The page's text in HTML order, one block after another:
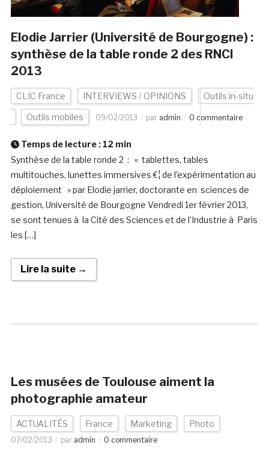
Elodie Jarrier (Université de Bourgogne) :
synthèse de la table ronde 2 des RNCI
2013
CLIC France INTERVIEWS / OPINIONS Outils in-situ
Outils mobiles 09/02/2013 par admin 0 commentaire
Temps de lecture : 12 min
Synthèse de la table ronde 2 : « tablettes, tables
multitouches, lunettes immersives €¦ de l’expérimentation au
déploiement » par Elodie jarrier, doctorante en sciences de
gestion, Université de Bourgogne Vendredi 1er février 2013,
se sont tenues à la Cité des Sciences et de l’Industrie à Paris
les […]
Lire la suite →
Les musées de Toulouse aiment la
photographie amateur
ACTUALITÉS France Marketing Photo
07/02/2013 par admin 0 commentaire